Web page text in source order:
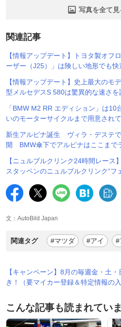
写真を全て見
関連記事
【情報アップデート】トヨタ製オフ
ーザー（J25）」は険しい地形でも
【情報アップデート】史上最大の
型メルセデスS 580は驚異的な速さ
「BMW M2 RR エディション」は
いのモーターサイクルまで用意されて
新生アルピナ誕生 ヴィラ・デステ
開 BMW傘下でアルピナはここまで
【ニュルブルクリンク24時間レース
スタッペンのニュルブルクリンク“フ
文：AutoBild Japan
関連タグ #マツダ #アイ #
【キャンペーン】8月の毎週金・土
き！（要マイカー登録＆特定情報の入
こんな記事も読まれてい